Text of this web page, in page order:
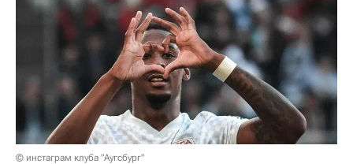
© инстаграм клуба "Аугсбург"